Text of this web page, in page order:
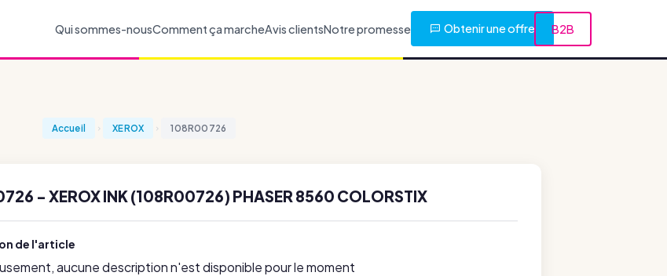
Qui sommes-nousComment ça marcheAvis clientsNotre promesse Obtenir une offre B2B
Accueil XEROX 108R00726
- XEROX INK (108R00726) PHASER 8560 COLORSTIX
de l'article
aucune description n'est disponible pour le moment